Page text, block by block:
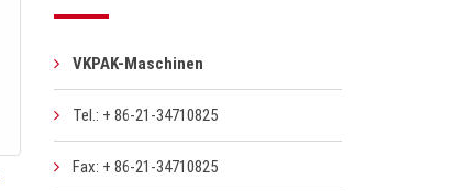
VKPAK-Maschinen
Tel.: + 86-21-34710825
Fax: + 86-21-34710825